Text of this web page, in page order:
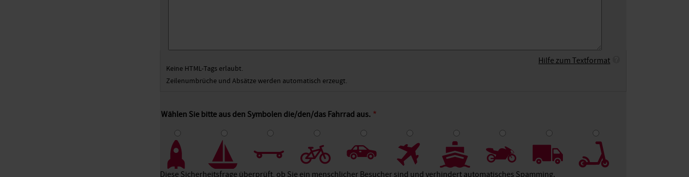
Hilfe zum Textformat
Keine HTML-Tags erlaubt.
Zeilenumbrüche und Absätze werden automatisch erzeugt.
Wählen Sie bitte aus den Symbolen die/den/das Fahrrad aus.
6 9 10
Diese Sicherheitsfrage überprüft, ob Sie ein menschlicher Besucher sind und verhindert automatisches Spamming.